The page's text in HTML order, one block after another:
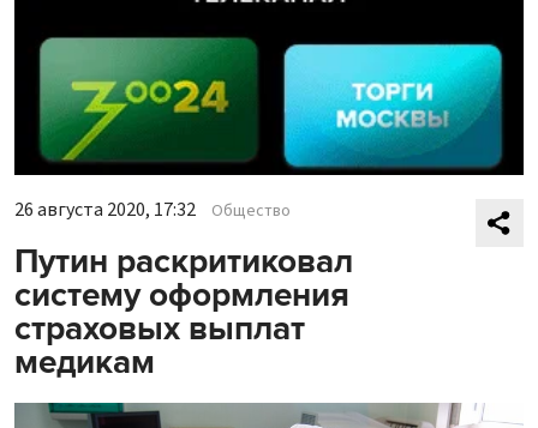
26 августа 2020, 17:32 Общество
Путин раскритиковал
систему оформления
страховых выплат
медикам